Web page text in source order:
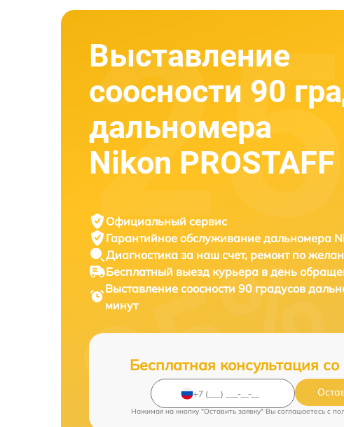
Выставление
соосности 90
дальномера
Nikon
Официальный сервис
Гарантийное обслуживание дальномера
Диагностика за наш счет, ремонт по
Бесплатный выезд курьера в день
Выставление соосности 90 градусов
минут
Бесплатная консультация
Нажимая на кнопку "Оставить заявку" Вы соглашаетесь c